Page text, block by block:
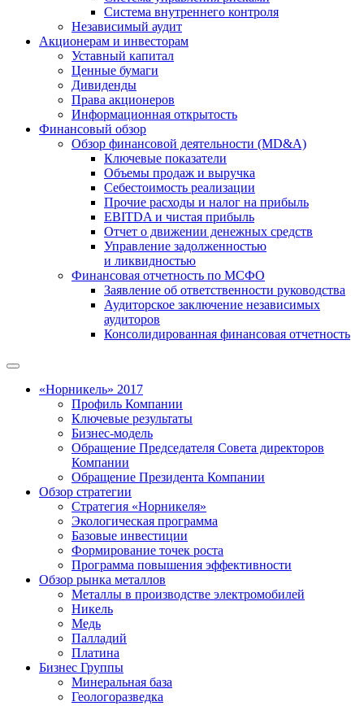
Система внутреннего контроля
Независимый аудит
Акционерам и инвесторам
Уставный капитал
Ценные бумаги
Дивиденды
Права акционеров
Информационная открытость
Финансовый обзор
Обзор финансовой деятельности (MD&A)
Ключевые показатели
Объемы продаж и выручка
Себестоимость реализации
Прочие расходы и налог на прибыль
EBITDA и чистая прибыль
Отчет о движении денежных средств
Управление задолженностью
и ликвидностью
Финансовая отчетность по МСФО
Заявление об ответственности руководства
Аудиторское заключение независимых
аудиторов
Консолидированная финансовая отчетность
«Норникель» 2017
Профиль Компании
Ключевые результаты
Бизнес-модель
Обращение Председателя Совета директоров
Компании
Обращение Президента Компании
Обзор стратегии
Стратегия «Норникеля»
Экологическая программа
Базовые инвестиции
Формирование точек роста
Программа повышения эффективности
Обзор рынка металлов
Металлы в производстве электромобилей
Никель
Медь
Палладий
Платина
Бизнес Группы
Минеральная база
Геологоразведка